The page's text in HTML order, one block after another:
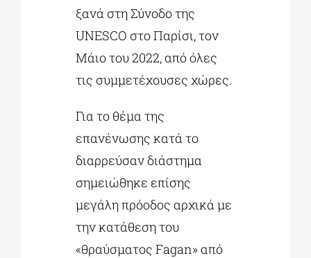
ξανά στη Σύνοδο της
UNESCO στο Παρίσι, τον
Μάιο του 2022, από όλες
τις συμμετέχουσες χώρες.
Για το θέμα της
επανένωσης κατά το
διαρρεύσαν διάστημα
σημειώθηκε επίσης
μεγάλη πρόοδος αρχικά με
την κατάθεση του
«θραύσματος Fagan» από